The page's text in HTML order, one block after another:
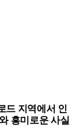
드 지역에서 인
흥미로운 사실